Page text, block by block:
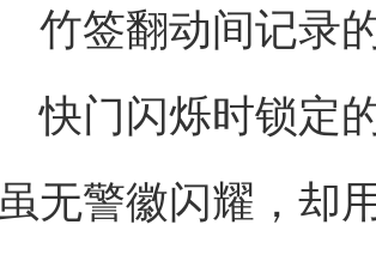
竹签翻动间记录
快门闪烁时锁定
虽无警徽闪耀，却